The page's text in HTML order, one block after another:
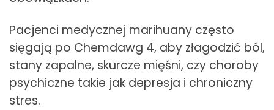
Pacjenci medycznej marihuany często
sięgają po Chemdawg 4, aby złagodzić ból,
stany zapalne, skurcze mięśni, czy choroby
psychiczne takie jak depresja i chroniczny
stres.